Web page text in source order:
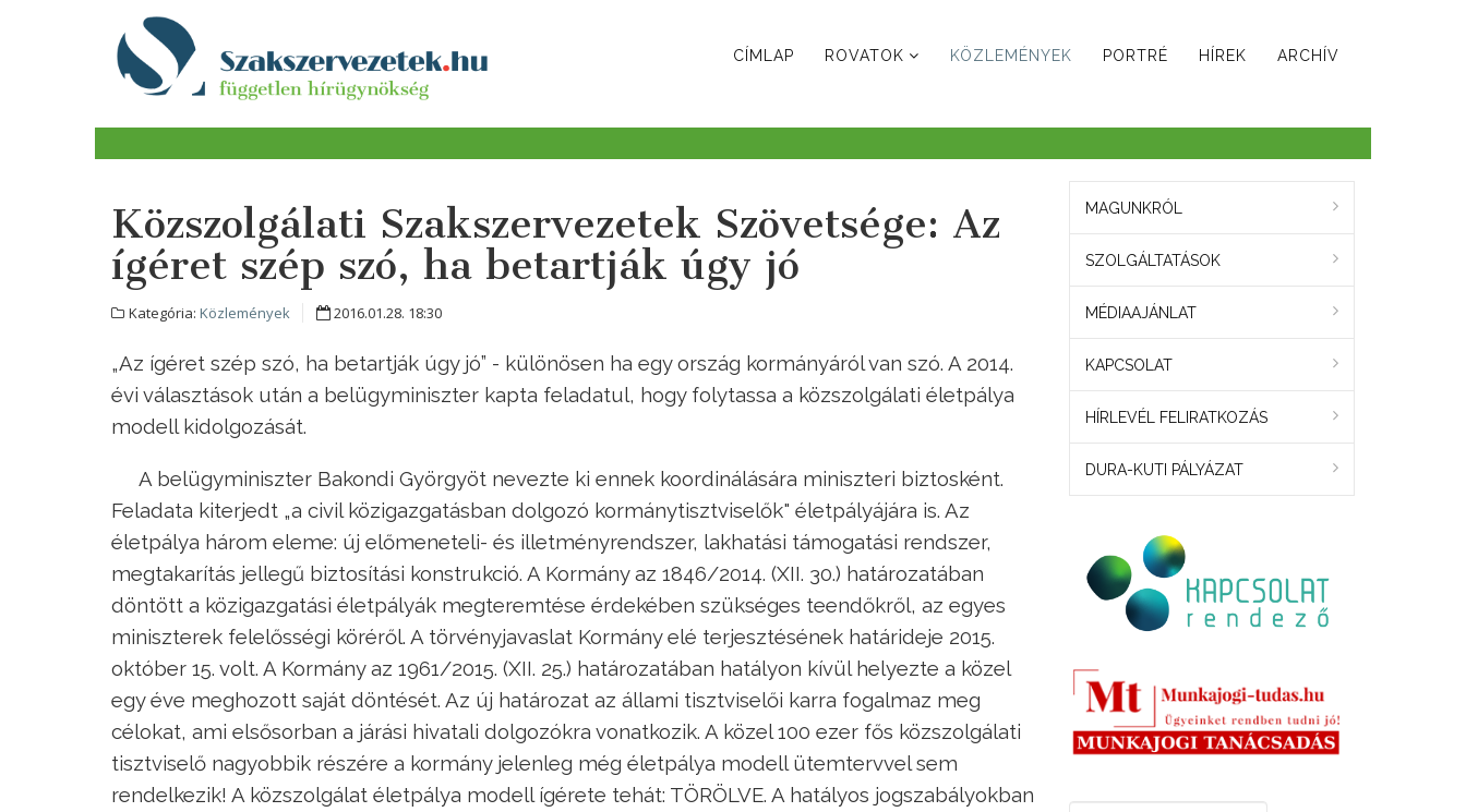
CÍMLAP ROVATOK KÖZLEMÉNYEK PORTRÉ HÍREK ARCHÍV
Közszolgálati Szakszervezetek Szövetsége: Az
ígéret szép szó, ha betartják úgy jó
Kategória: Közlemények 2016.01.28. 18:30
„Az ígéret szép szó, ha betartják úgy jó” - különösen ha egy ország kormányáról van szó. A 2014.
évi választások után a belügyminiszter kapta feladatul, hogy folytassa a közszolgálati életpálya
modell kidolgozását.
A belügyminiszter Bakondi Györgyöt nevezte ki ennek koordinálására miniszteri biztosként.
Feladata kiterjedt „a civil közigazgatásban dolgozó kormánytisztviselők" életpályájára is. Az
életpálya három eleme: új előmeneteli- és illetményrendszer, lakhatási támogatási rendszer,
megtakarítás jellegű biztosítási konstrukció. A Kormány az 1846/2014. (XII. 30.) határozatában
döntött a közigazgatási életpályák megteremtése érdekében szükséges teendőkről, az egyes
miniszterek felelősségi köréről. A törvényjavaslat Kormány elé terjesztésének határideje 2015.
október 15. volt. A Kormány az 1961/2015. (XII. 25.) határozatában hatályon kívül helyezte a közel
egy éve meghozott saját döntését. Az új határozat az állami tisztviselői karra fogalmaz meg
célokat, ami elsősorban a járási hivatali dolgozókra vonatkozik. A közel 100 ezer fős közszolgálati
tisztviselő nagyobbik részére a kormány jelenleg még életpálya modell ütemtervvel sem
rendelkezik! A közszolgálat életpálya modell ígérete tehát: TÖRÖLVE. A hatályos jogszabályokban
MAGUNKRÓL
SZOLGÁLTATÁSOK
MÉDIAAJÁNLAT
KAPCSOLAT
HÍRLEVÉL FELIRATKOZÁS
DURA-KUTI PÁLYÁZAT